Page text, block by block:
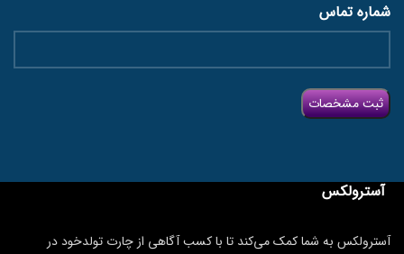
شماره تماس
آسترولکس
آسترولکس به شما کمک می‌کند تا با کسب آگاهی از چارت تولدخود در